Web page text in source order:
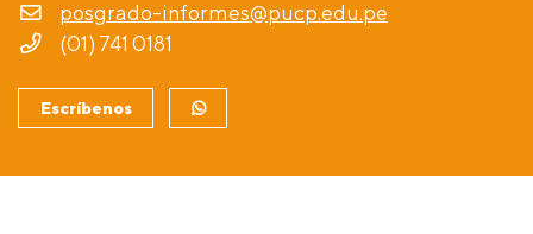
posgrado-informes@pucp.edu.pe
(01) 741 0181
Escríbenos